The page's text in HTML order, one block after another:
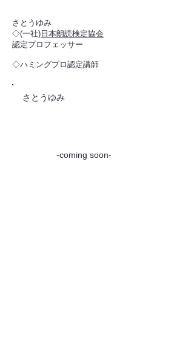
さとうゆみ
◇(一社) 日本朗読検定協会
認定プロフェッサー
◇ハミングプロ認定講師
さとうゆみ
​ -coming soon-